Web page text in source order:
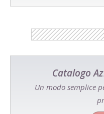
Catalogo
Un modo semplice